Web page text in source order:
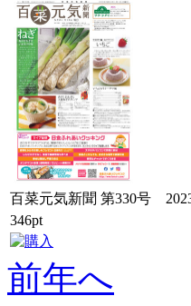
百菜元気新聞 第330号
346pt
前年へ